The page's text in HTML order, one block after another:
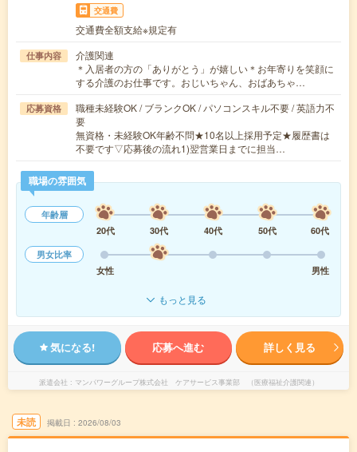
交通費
交通費全額支給※規定有
仕事内容
介護関連
＊入居者の方の「ありがとう」が嬉しい＊お年寄りを笑顔に
する介護のお仕事です。おじいちゃん、おばあちゃ…
応募資格
職種未経験OK / ブランクOK / パソコンスキル不要 / 英語力不
要
無資格・未経験OK年齢不問★10名以上採用予定★履歴書は
不要です▽応募後の流れ1)翌営業日までに担当…
職場の雰囲気
年齢層
20代
30代 40代 50代
60代
男女比率
女性
男性
もっと見る
気になる! 応募へ進む 詳しく見る
派遣会社 マンパワーグループ株式会社 ケアサービス事業部 （医療福祉介護関連）
未読 掲載日 2026/08/03